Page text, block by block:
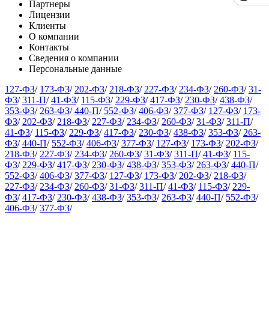
Партнеры
Лицензии
Клиенты
О компании
Контакты
Сведения о компании
Персональные данные
127-ФЗ/ 173-ФЗ/ 202-ФЗ/ 218-ФЗ/ 227-ФЗ/ 234-ФЗ/ 260-ФЗ/ 31-
ФЗ/ 311-П/ 41-ФЗ/ 115-ФЗ/ 229-ФЗ/ 417-ФЗ/ 230-ФЗ/ 438-ФЗ/
353-ФЗ/ 263-ФЗ/ 440-П/ 552-ФЗ/ 406-ФЗ/ 377-ФЗ/ 127-ФЗ/ 173-
ФЗ/ 202-ФЗ/ 218-ФЗ/ 227-ФЗ/ 234-ФЗ/ 260-ФЗ/ 31-ФЗ/ 311-П/
41-ФЗ/ 115-ФЗ/ 229-ФЗ/ 417-ФЗ/ 230-ФЗ/ 438-ФЗ/ 353-ФЗ/ 263-
ФЗ/ 440-П/ 552-ФЗ/ 406-ФЗ/ 377-ФЗ/ 127-ФЗ/ 173-ФЗ/ 202-ФЗ/
218-ФЗ/ 227-ФЗ/ 234-ФЗ/ 260-ФЗ/ 31-ФЗ/ 311-П/ 41-ФЗ/ 115-
ФЗ/ 229-ФЗ/ 417-ФЗ/ 230-ФЗ/ 438-ФЗ/ 353-ФЗ/ 263-ФЗ/ 440-П/
552-ФЗ/ 406-ФЗ/ 377-ФЗ/ 127-ФЗ/ 173-ФЗ/ 202-ФЗ/ 218-ФЗ/
227-ФЗ/ 234-ФЗ/ 260-ФЗ/ 31-ФЗ/ 311-П/ 41-ФЗ/ 115-ФЗ/ 229-
ФЗ/ 417-ФЗ/ 230-ФЗ/ 438-ФЗ/ 353-ФЗ/ 263-ФЗ/ 440-П/ 552-ФЗ/
406-ФЗ/ 377-ФЗ/